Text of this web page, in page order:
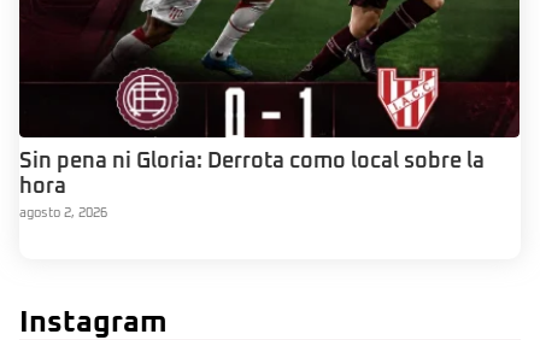
Sin pena ni Gloria: Derrota como local sobre la
hora
agosto 2, 2026
Instagram